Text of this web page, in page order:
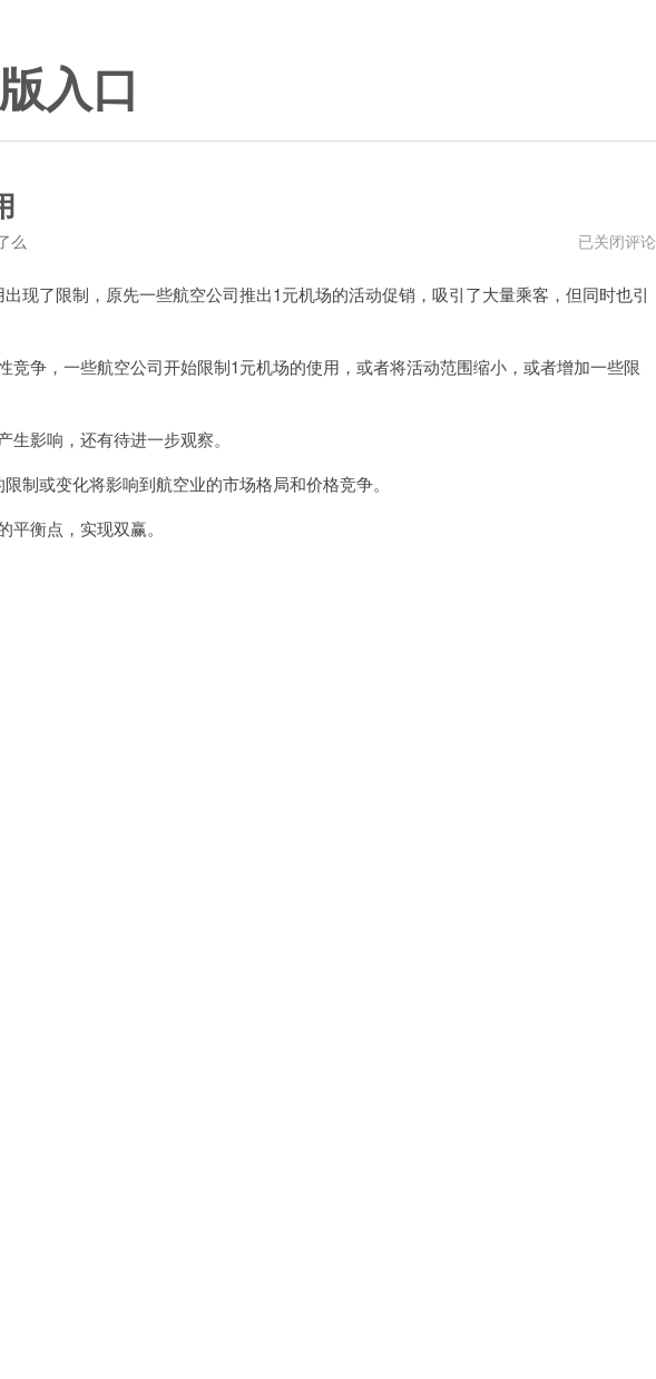
入口
么
一
场
么
用
已关闭评论
了限制，原先一些航空公司推出1元机场的活动促销，吸引了大量乘客，但同时也引
争，一些航空公司开始限制1元机场的使用，或者将活动范围缩小，或者增加一些限
影响，还有待进一步观察。
或变化将影响到航空业的市场格局和价格竞争。
衡点，实现双赢。